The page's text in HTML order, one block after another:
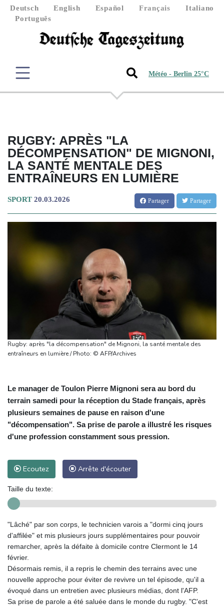
Deutsch English Español Français
Italiano
Português
Météo - Berlin 25°C
RUGBY: APRÈS "LA
DÉCOMPENSATION" DE MIGNONI,
LA SANTÉ MENTALE DES
ENTRAÎNEURS EN LUMIÈRE
SPORT 20.03.2026 Partager Partager
Rugby: après "la décompensation" de Mignoni, la santé mentale des
entraîneurs en lumière / Photo: © AFP/Archives
Le manager de Toulon Pierre Mignoni sera au bord du
terrain samedi pour la réception du Stade français, après
plusieurs semaines de pause en raison d'une
"décompensation". Sa prise de parole a illustré les risques
d'une profession constamment sous pression.
Ecoutez Arrête d'écouter
Taille du texte:
"Lâché" par son corps, le technicien varois a "dormi cinq jours
d'affilée" et mis plusieurs jours supplémentaires pour pouvoir
remarcher, après la défaite à domicile contre Clermont le 14
février.
Désormais remis, il a repris le chemin des terrains avec une
nouvelle approche pour éviter de revivre un tel épisode, qu'il a
évoqué dans un entretien avec plusieurs médias, dont l'AFP.
Sa prise de parole a été saluée dans le monde du rugby. "C'est